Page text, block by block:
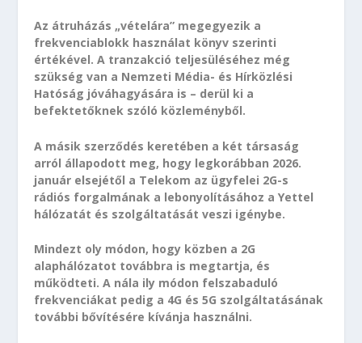
Az átruházás „vételára” megegyezik a
frekvenciablokk használat könyv szerinti
értékével. A tranzakció teljesüléséhez még
szükség van a Nemzeti Média- és Hírközlési
Hatóság jóváhagyására is – derül ki a
befektetőknek szóló közleményből.
A másik szerződés keretében a két társaság
arról állapodott meg, hogy legkorábban 2026.
január elsejétől a Telekom az ügyfelei 2G-s
rádiós forgalmának a lebonyolításához a Yettel
hálózatát és szolgáltatását veszi igénybe.
Mindezt oly módon, hogy közben a 2G
alaphálózatot továbbra is megtartja, és
működteti. A nála ily módon felszabaduló
frekvenciákat pedig a 4G és 5G szolgáltatásának
további bővítésére kívánja használni.